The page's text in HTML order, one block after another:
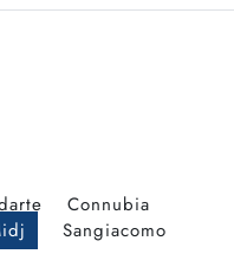
Connubia
Sangiacomo